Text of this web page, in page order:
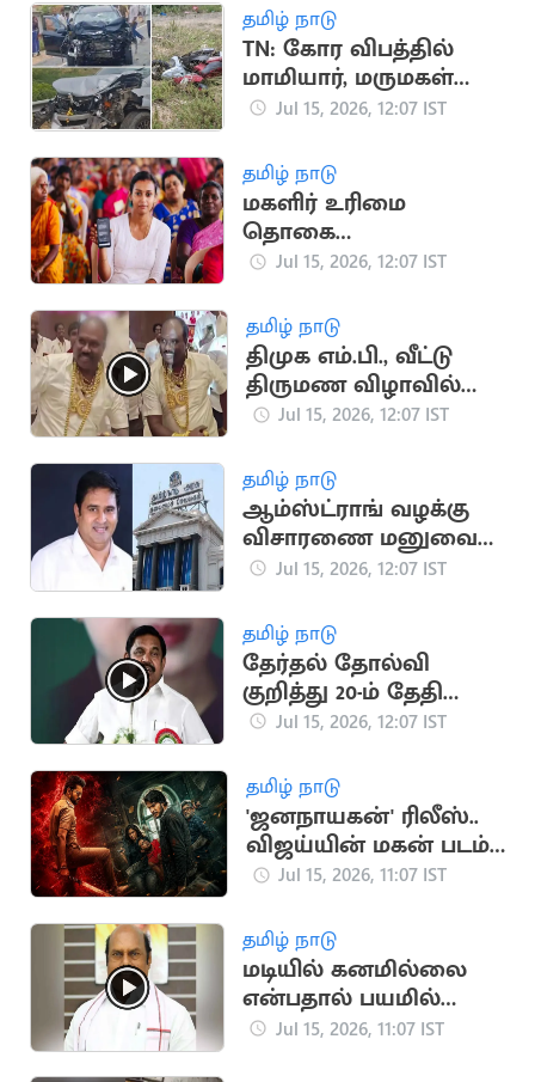
தமிழ் நாடு
TN: கோர விபத்தில்
மாமியார், மருமகள்
பலிJul 15, 2026, 12:07 IST
தமிழ் நாடு
மகளிர் உரிமை
தொகை
கிடைக்காதவர்களுக்கு
Jul 15, 2026, 12:07 IST
தமிழ் நாடு
திமுக எம்.பி., வீட்டு
திருமண விழாவில்
நகைகளுடன்
Jul 15, 2026, 12:07 IST
தமிழ் நாடு
ஆம்ஸ்ட்ராங் வழக்கு
விசாரணை மனுவை
திரும்ப பெற்ற தமிழக
Jul 15, 2026, 12:07 IST
தமிழ் நாடு
தேர்தல் தோல்வி
குறித்து 20-ம் தேதி
முதல் இபிஎஸ்
Jul 15, 2026, 12:07 IST
தமிழ் நாடு
'ஜனநாயகன்' ரிலீஸ்..
விஜய்யின் மகன் படம்
தள்ளிப்போக வாய்ப்பு?
Jul 15, 2026, 11:07 IST
தமிழ் நாடு
மடியில் கனமில்லை
என்பதால் பயமில்லை:
அமைச்சர் எ.வ.வேலு
Jul 15, 2026, 11:07 IST